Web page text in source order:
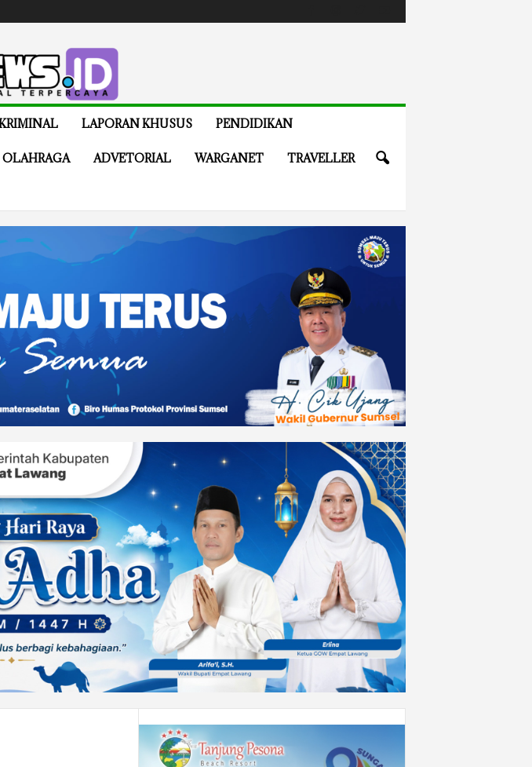
LAPORAN KHUSUS PENDIDIKAN
OLAHRAGA ADVETORIAL WARGANET TRAVELLER